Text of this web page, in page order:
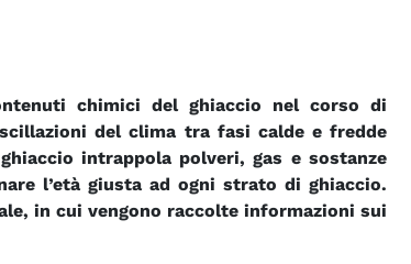
chimici del ghiaccio nel corso di
del clima tra fasi calde e fredde
intrappola polveri, gas e sostanze
l’età giusta ad ogni strato di ghiaccio.
in cui vengono raccolte informazioni sui